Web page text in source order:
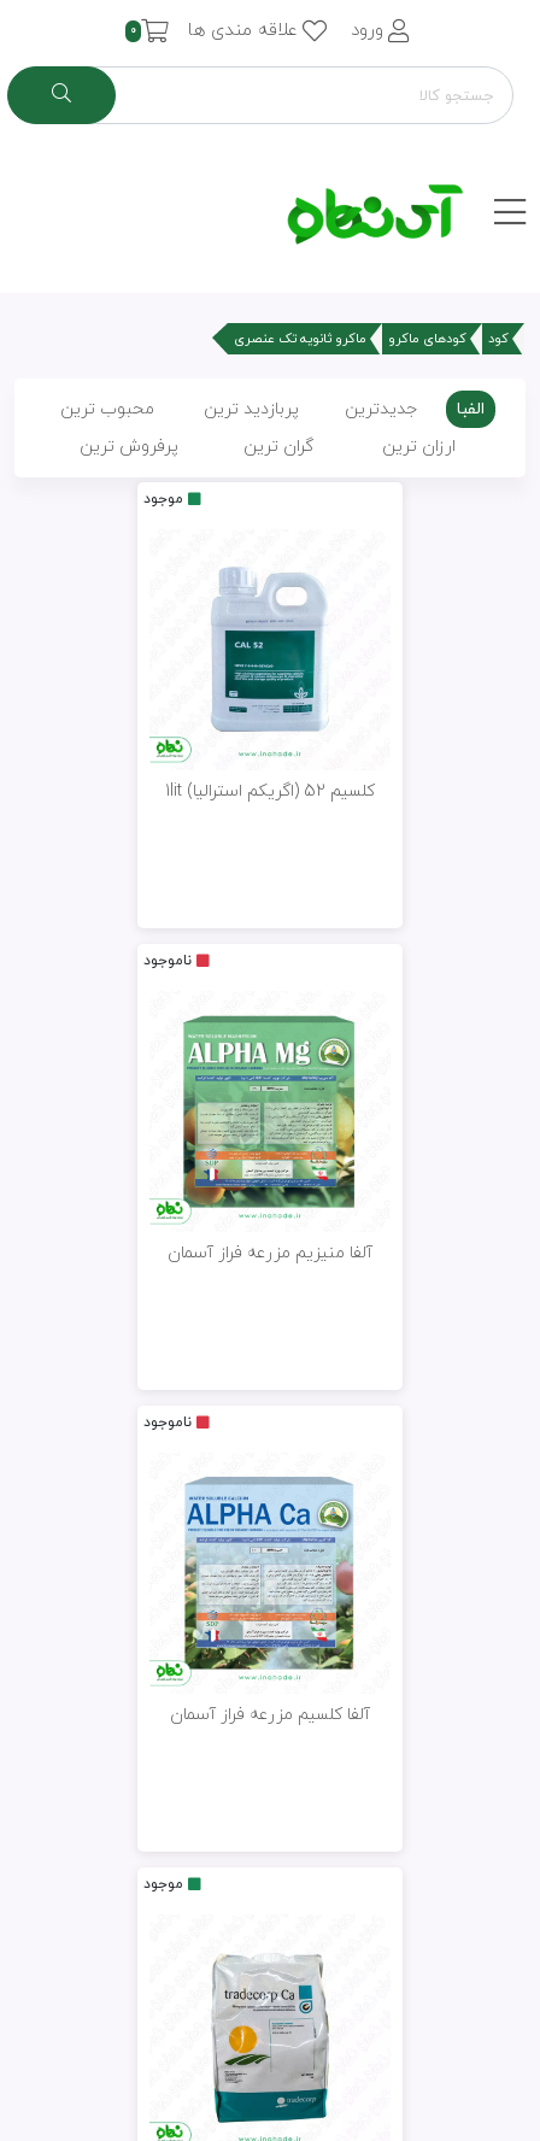
ورود علاقه مندی ها 0
کود کودهای ماکرو ماکرو ثانویه تک عنصری
الفبا جدیدترین پربازدید ترین
محبوب ترین
ارزان ترین
گران ترین پرفروش ترین
موجود
کلسیم 52 (اگریکم استرالیا) 1lit
ناموجود
آلفا منیزیم مزرعه فراز آسمان
ناموجود
آلفا کلسیم مزرعه فراز آسمان
موجود